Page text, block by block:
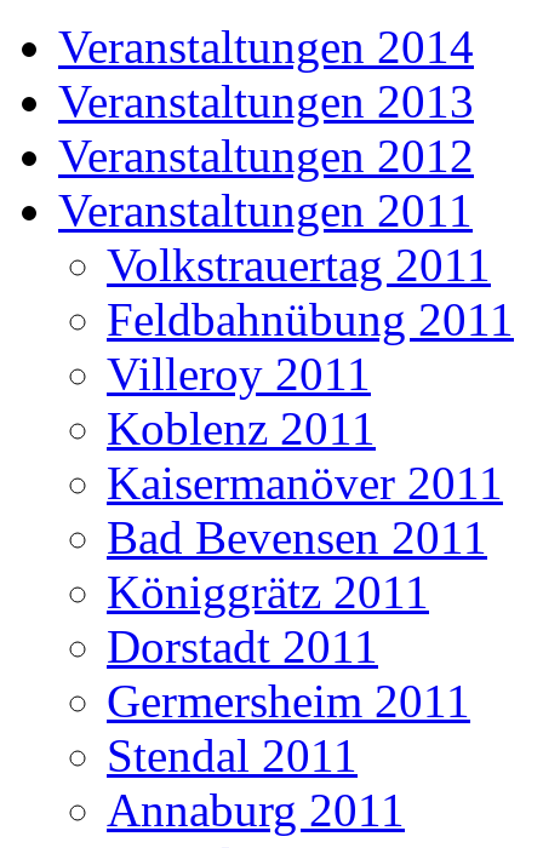
Veranstaltungen 2014
Veranstaltungen 2013
Veranstaltungen 2012
Veranstaltungen 2011
Volkstrauertag 2011
Feldbahnübung 2011
Villeroy 2011
Koblenz 2011
Kaisermanöver 2011
Bad Bevensen 2011
Königgrätz 2011
Dorstadt 2011
Germersheim 2011
Stendal 2011
Annaburg 2011